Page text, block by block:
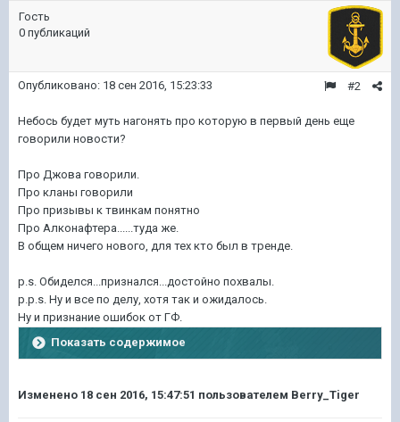
Гость
0 публикаций
#2
Опубликовано: 18 сен 2016, 15:23:33
Небось будет муть нагонять про которую в первый день еще
говорили новости?
Про Джова говорили.
Про кланы говорили
Про призывы к твинкам понятно
Про Aлконафтера......туда же.
В общем ничего нового, для тех кто был в тренде.
p.s. Обиделся...признался...достойно похвалы.
p.p.s. Ну и все по делу, хотя так и ожидалось.
Ну и признание ошибок от ГФ.
Показать содержимое
Изменено 18 сен 2016, 15:47:51 пользователем Berry_Tiger